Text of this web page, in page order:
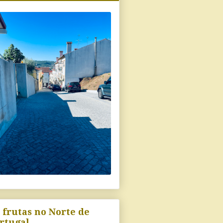
frutas no Norte de